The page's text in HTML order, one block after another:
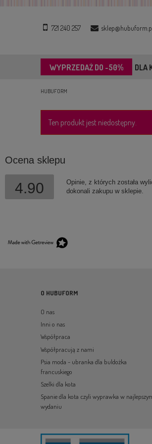
721 240 257
WYPRZEDAŻ DO -50% DLA
HUBUFORM
Ten produkt jest niedostępny.
Ocena sklepu
4.90
Opinie, z których została
dokonali zakupu w sklepie.
O HUBUFORM
O nas
Inni o nas
Współpraca
Współpracują z nami
Psia moda - ubranka dla buldożka
francuskiego
Szelki dla kota
Spanie dla kota czyli wyprawka w
wydaniu